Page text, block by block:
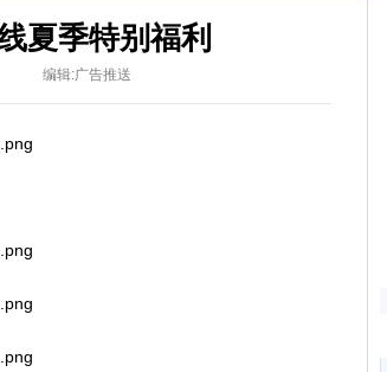
夏季特别福利
编辑:广告推送